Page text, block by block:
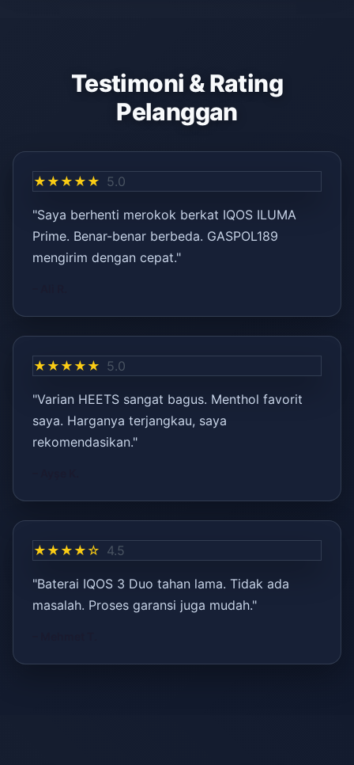
Testimoni & Rating
Pelanggan
★★★★★ 5.0
"Saya berhenti merokok berkat IQOS ILUMA
Prime. Benar-benar berbeda. GASPOL189
mengirim dengan cepat."
★★★★★ 5.0
"Varian HEETS sangat bagus. Menthol favorit
saya. Harganya terjangkau, saya
rekomendasikan."
★★★★☆ 4.5
"Baterai IQOS 3 Duo tahan lama. Tidak ada
masalah. Proses garansi juga mudah."